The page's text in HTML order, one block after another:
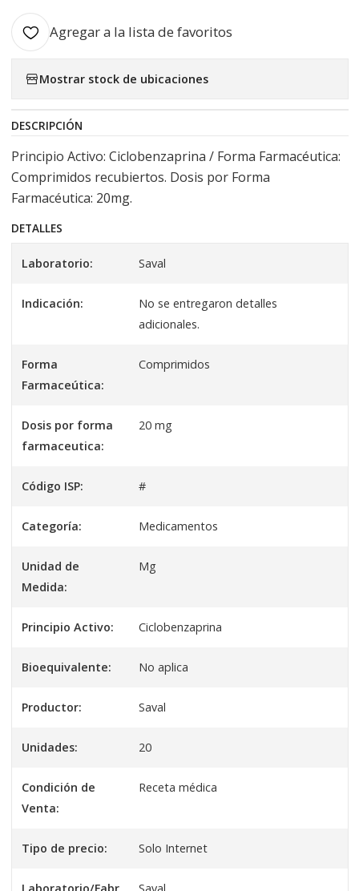
Agregar a la lista de favoritos
Mostrar stock de ubicaciones
DESCRIPCIÓN
Principio Activo: Ciclobenzaprina / Forma Farmacéutica:
Comprimidos recubiertos. Dosis por Forma
Farmacéutica: 20mg.
DETALLES
Laboratorio: Saval
Indicación:
No se entregaron detalles
adicionales.
Forma
Farmaceútica:
Comprimidos
Dosis por forma
farmaceutica:
20 mg
Código ISP: #
Categoría: Medicamentos
Unidad de
Medida:
Mg
Principio Activo: Ciclobenzaprina
Bioequivalente: No aplica
Productor: Saval
Unidades: 20
Condición de
Venta:
Receta médica
Tipo de precio: Solo Internet